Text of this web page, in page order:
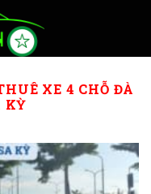
XE 4 CHỖ ĐÀ
KỲ